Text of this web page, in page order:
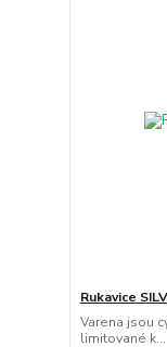
Rukavice
Varena jsou
limitované k...